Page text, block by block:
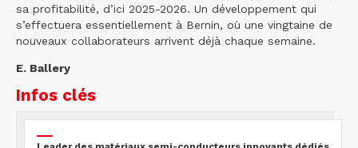
sa profitabilité, d’ici 2025-2026. Un développement qui
s’effectuera essentiellement à Bernin, où une vingtaine de
nouveaux collaborateurs arrivent déjà chaque semaine.
E. Ballery
Infos clés